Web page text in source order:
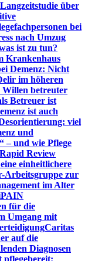
über
bei
nach Umzug
ist zu tun?
Krankenhaus
Demenz: Nicht
im höheren
betreuter
Betreuer ist
ist auch
viel
und
– und wie Pflege
Review
einheitlichere
Arbeitsgruppe zur
im Alter
für die
Umgang mit
Caritas
auf die
Diagnosen